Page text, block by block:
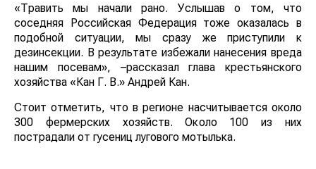
«Травить мы начали рано. Услышав о том, что
соседняя Российская Федерация тоже оказалась в
подобной ситуации, мы сразу же приступили к
дезинсекции. В результате избежали нанесения вреда
нашим посевам», –рассказал глава крестьянского
хозяйства «Кан Г. В.» Андрей Кан.
Стоит отметить, что в регионе насчитывается около
300 фермерских хозяйств. Около 100 из них
пострадали от гусениц лугового мотылька.